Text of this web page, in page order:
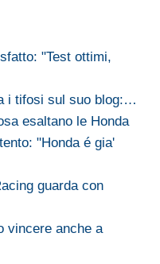
"Test ottimi,
i tifosi sul suo blog:…
esaltano le Honda
"Honda é gia'
guarda con
vincere anche a